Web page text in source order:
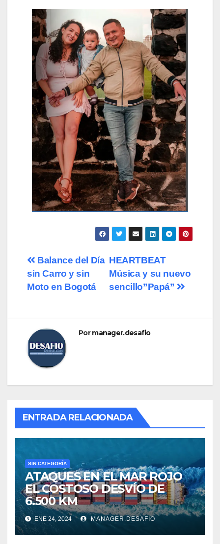
HEARTBEAT
Música y su nuevo
sencillo”Papá”​
Balance del Día
sin Carro y sin
Moto en Bogotá​
Pormanager.desafio
ENTRADA RELACIONADA
SIN CATEGORÍA
ATAQUES EN EL MAR ROJO
EL COSTOSO DESVÍO DE
6.500 KM
ENE 24, 2024 MANAGER.DESAFIO